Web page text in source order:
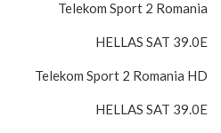
Telekom Sport 2 Romania
HELLAS SAT 39.0E
Telekom Sport 2 Romania HD
HELLAS SAT 39.0E